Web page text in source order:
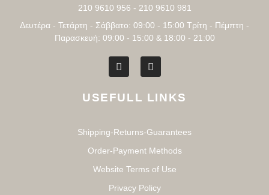
210 9610 956 - 210 9610 981
Δευτέρα - Τετάρτη - Σάββατο: 09:00 - 15:00 Τρίτη - Πέμπτη -
Παρασκευή: 09:00 - 15:00 & 18:00 - 21:00
USEFULL LINKS
Shipping-Returns-Guarantees
Order-Payment Methods
Website Terms of Use
Privacy Policy